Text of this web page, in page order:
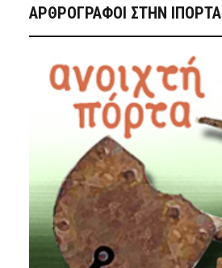
ΑΡΘΡΟΓΡΑΦΟΙ ΣΤΗΝ IΠΟΡΤΑ